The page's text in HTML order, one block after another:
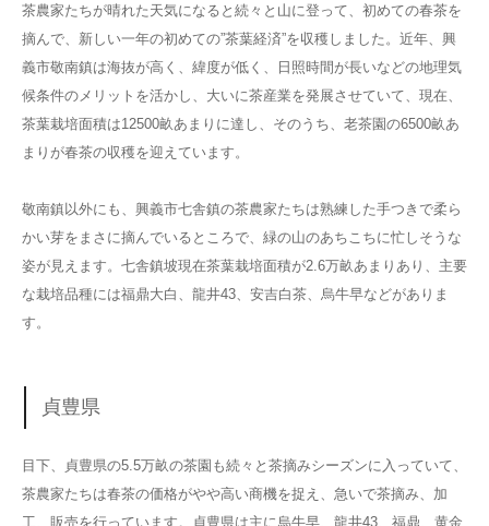
茶農家たちが晴れた天気になると続々と山に登って、初めての春茶を
摘んで、新しい一年の初めての”茶葉経済”を収穫しました。近年、興
義市敬南鎮は海抜が高く、緯度が低く、日照時間が長いなどの地理気
候条件のメリットを活かし、大いに茶産業を発展させていて、現在、
茶葉栽培面積は12500畝あまりに達し、そのうち、老茶園の6500畝あ
まりが春茶の収穫を迎えています。
敬南鎮以外にも、興義市七舎鎮の茶農家たちは熟練した手つきで柔ら
かい芽をまさに摘んでいるところで、緑の山のあちこちに忙しそうな
姿が見えます。七舎鎮坡現在茶葉栽培面積が2.6万畝あまりあり、主要
な栽培品種には福鼎大白、龍井43、安吉白茶、烏牛早などがありま
す。
貞豊県
目下、貞豊県の5.5万畝の茶園も続々と茶摘みシーズンに入っていて、
茶農家たちは春茶の価格がやや高い商機を捉え、急いで茶摘み、加
工、販売を行っています。貞豊県は主に烏牛早、龍井43、福鼎、黄金